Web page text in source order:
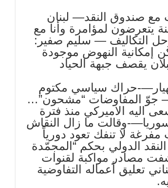
مع صندوق النقد— لبنان
يتعرضون لمؤامرة وأنا مع
التكاليف — سليم صفير:
إمكانية النهوض موجودة
يقصف جبهة الحياد
حراك سياسي مكتوم
مرحلي”… وترقّب لكلمة عون في 1 آب — جوّ المفاوضات “مشحون”…
اليه الاميركي منذ فترة
وقالت ما زال النقاش
لا تنفك تعود دورياً
الدولي بحكم “المجمّدة
مصادر مواكبة لقنوات
تعليق أعماله التفاوضية